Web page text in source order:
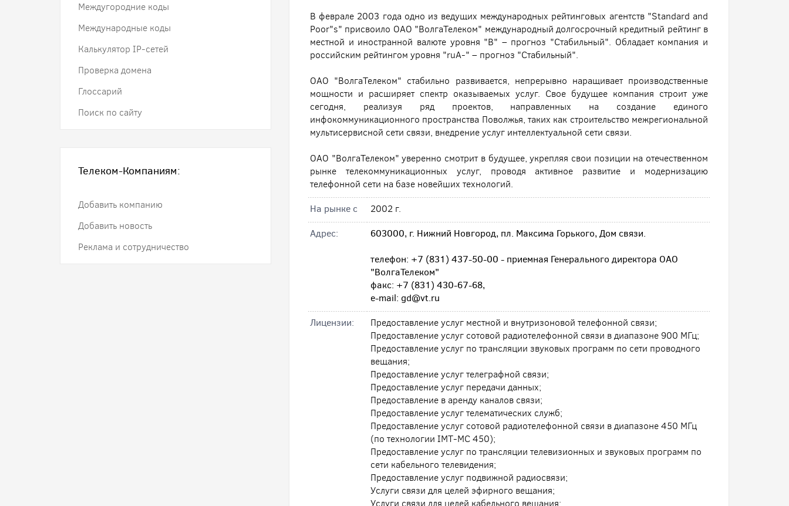
В феврале 2003 года одно из ведущих международных рейтинговых агентств "Standard and
Poor"s" присвоило ОАО "ВолгаТелеком" международный долгосрочный кредитный рейтинг в
местной и иностранной валюте уровня "B" – прогноз "Стабильный". Обладает компания и
российским рейтингом уровня "ruA-" – прогноз "Стабильный".
ОАО "ВолгаТелеком" стабильно развивается, непрерывно наращивает производственные
мощности и расширяет спектр оказываемых услуг. Свое будущее компания строит уже
сегодня, реализуя ряд проектов, направленных на создание единого
инфокоммуникационного пространства Поволжья, таких как строительство межрегиональной
мультисервисной сети связи, внедрение услуг интеллектуальной сети связи.
ОАО "ВолгаТелеком" уверенно смотрит в будущее, укрепляя свои позиции на отечественном
рынке телекоммуникационных услуг, проводя активное развитие и модернизацию
телефонной сети на базе новейших технологий.
На рынке с
2002 г.
Адрес:
603000, г. Нижний Новгород, пл. Максима Горького, Дом связи.
телефон: +7 (831) 437-50-00 - приемная Генерального директора ОАО
"ВолгаТелеком"
факс: +7 (831) 430-67-68,
e-mail: gd@vt.ru
Лицензии:
Предоставление услуг местной и внутризоновой телефонной связи;
Предоставление услуг сотовой радиотелефонной связи в диапазоне 900 МГц;
Предоставление услуг по трансляции звуковых программ по сети проводного
вещания;
Предоставление услуг телеграфной связи;
Предоставление услуг передачи данных;
Предоставление в аренду каналов связи;
Предоставление услуг телематических служб;
Предоставление услуг сотовой радиотелефонной связи в диапазоне 450 МГц
(по технологии IMT-MC 450);
Предоставление услуг по трансляции телевизионных и звуковых программ по
сети кабельного телевидения;
Предоставление услуг подвижной радиосвязи;
Услуги связи для целей эфирного вещания;
Услуги связи для целей кабельного вещания;
Междугородние коды
Международные коды
Калькулятор IP-сетей
Проверка домена
Глоссарий
Поиск по сайту
Телеком-Компаниям:
Добавить компанию
Добавить новость
Реклама и сотрудничество